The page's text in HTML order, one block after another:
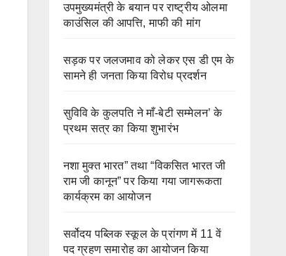
उपमुख्यमंत्री के बयान पर राष्ट्रीय ओलमा
काउंसिल की आपत्ति, माफी की मांग
सड़क पर जलजमाव को लेकर एस डी एम के
सामने ही जनता किया विरोध प्रदर्शन
सुविवि के कुलपति ने माँ-बेटी सम्मेलन’ के
प्रथम सत्र का किया शुभारंभ
नशा मुक्त भारत” तथा “विकसित भारत जी
राम जी कानून” पर किया गया जागरूकता
कार्यक्रम का आयोजन
सर्वोदय पब्लिक स्कूल के प्रांगण में 11 वें
पद ग्रहण समारोह का आयोजन किया